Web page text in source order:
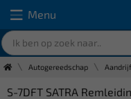
Menu
Autogereedschap
S-7DFT SATRA